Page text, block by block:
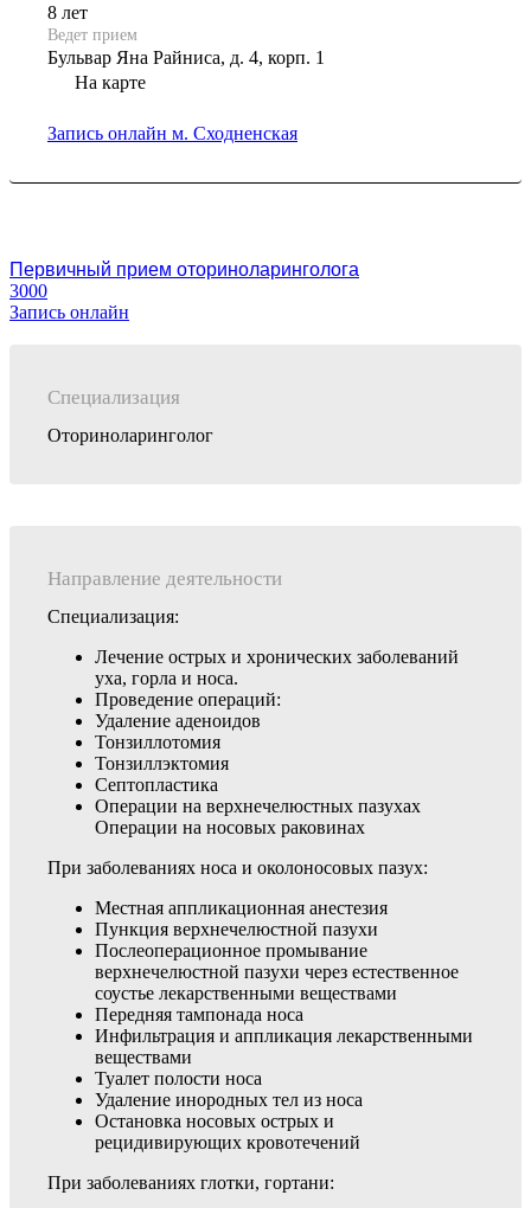
8 лет
Ведет прием
Бульвар Яна Райниса, д. 4, корп. 1
На карте
Запись онлайн м. Сходненская
Первичный прием оториноларинголога
3000
Запись онлайн
Специализация
Оториноларинголог
Направление деятельности
Специализация:
Лечение острых и хронических заболеваний
уха, горла и носа.
Проведение операций:
Удаление аденоидов
Тонзиллотомия
Тонзиллэктомия
Септопластика
Операции на верхнечелюстных пазухах
Операции на носовых раковинах
При заболеваниях носа и околоносовых пазух:
Местная аппликационная анестезия
Пункция верхнечелюстной пазухи
Послеоперационное промывание
верхнечелюстной пазухи через естественное
соустье лекарственными веществами
Передняя тампонада носа
Инфильтрация и аппликация лекарственными
веществами
Туалет полости носа
Удаление инородных тел из носа
Остановка носовых острых и
рецидивирующих кровотечений
При заболеваниях глотки, гортани: